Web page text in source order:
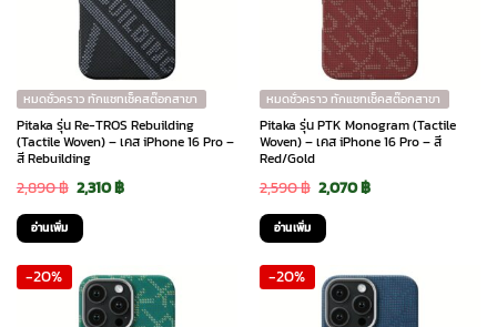
หมดชั่วคราว ทักแชทเช็คสต๊อกสาขา
Pitaka รุ่น Re-TROS Rebuilding
(Tactile Woven) – เคส iPhone 16 Pro –
สี Rebuilding
2,890฿ Original
price
was:
2,890 ฿.
2,310฿Current
2,310 ฿.
อ่านเพิ่ม
หมดชั่วคราว ทักแชทเช็คสต๊อกสาขา
Pitaka รุ่น PTK Monogram (Tactile
Woven) – เคส iPhone 16 Pro – สี
Red/Gold
2,590฿ Original
price
was:
2,590 ฿.
2,070฿Current
2,070 ฿.
อ่านเพิ่ม
-20% -20%